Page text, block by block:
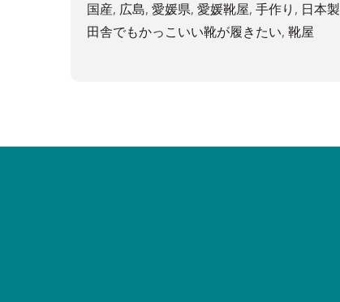
国産, 広島, 愛媛県, 愛媛靴屋, 手作り , 日本製
田舎でもかっこいい靴が履きたい, 靴屋